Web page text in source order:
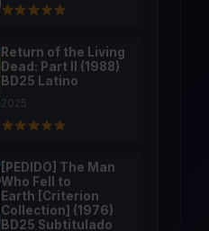
Return of the Living
Dead: Part II (1988)
BD25 Latino
2025
[PEDIDO] The Man
Who Fell to
Earth [Criterion
Collection] (1976)
BD25 Subtitulado